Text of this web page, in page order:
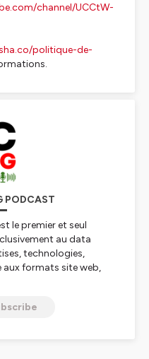
channel/UCCtW-
politique-de-
PODCAST
le premier et seul
au data
technologies,
aux formats site web,